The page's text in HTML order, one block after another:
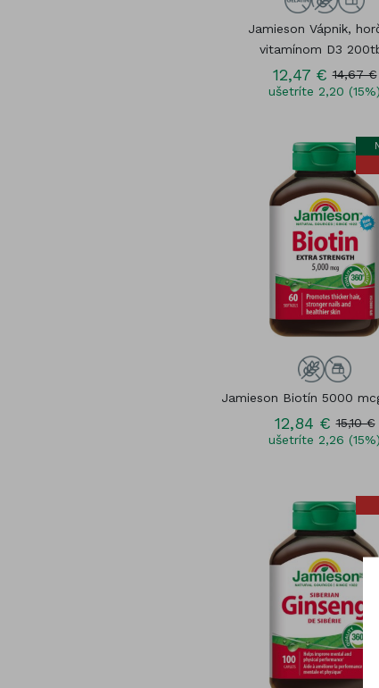
Jamieson Vápnik,
vitamínom D3
12,47 € 14,67 €
ušetríte 2,20 (15%)
Jamieson Biotín 5000
12,84 € 15,10 €
ušetríte 2,26 (15%)